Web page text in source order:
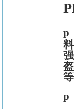
p
等
p